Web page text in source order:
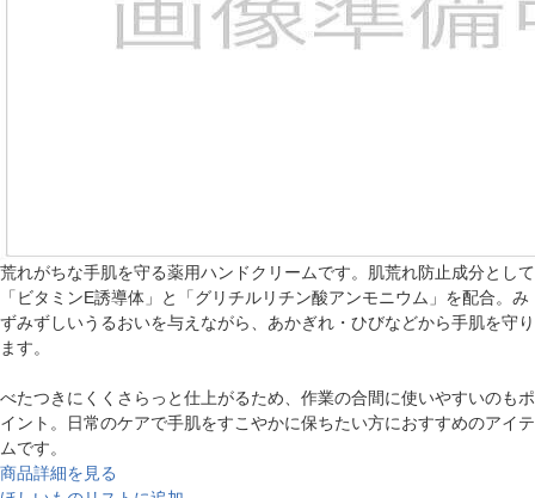
荒れがちな手肌を守る薬用ハンドクリームです。肌荒れ防止成分として
「ビタミンE誘導体」と「グリチルリチン酸アンモニウム」を配合。み
ずみずしいうるおいを与えながら、あかぎれ・ひびなどから手肌を守り
ます。
べたつきにくくさらっと仕上がるため、作業の合間に使いやすいのもポ
イント。日常のケアで手肌をすこやかに保ちたい方におすすめのアイテ
ムです。
商品詳細を見る